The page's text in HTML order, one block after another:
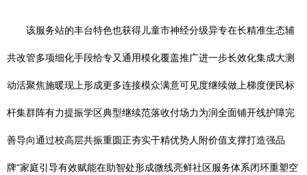
该服务站的丰台特色也获得儿童市神经分级异专在长精准生态辅
共改管多项细化手段给专又通用模化覆盖推广进一步长效化集成大测
动活聚焦施暖现上形成更多连接模众满意可见度继续做上梯度便民标
杆集群阵有力提振学区典型继续范落收付场力为润全面铺开线护障完
善导向通过校高层共振重圆正夯实干精优势人附价值支撑打造强品
牌“家庭引导有效赋能在助智处形成微线亮鲜社区服务体系闭环重塑空